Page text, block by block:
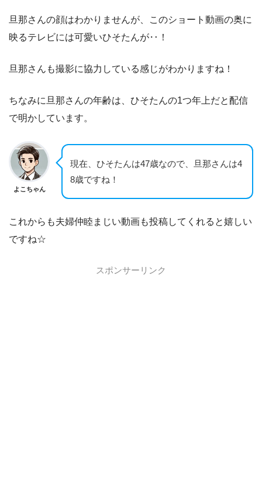
旦那さんの顔はわかりませんが、このショート動画の奥に
映るテレビには可愛いひそたんが‥！
旦那さんも撮影に協力している感じがわかりますね！
ちなみに旦那さんの年齢は、ひそたんの1つ年上だと配信
で明かしています。
よこちゃん
現在、ひそたんは47歳なので、旦那さんは4
8歳ですね！
これからも夫婦仲睦まじい動画も投稿してくれると嬉しい
ですね☆
スポンサーリンク